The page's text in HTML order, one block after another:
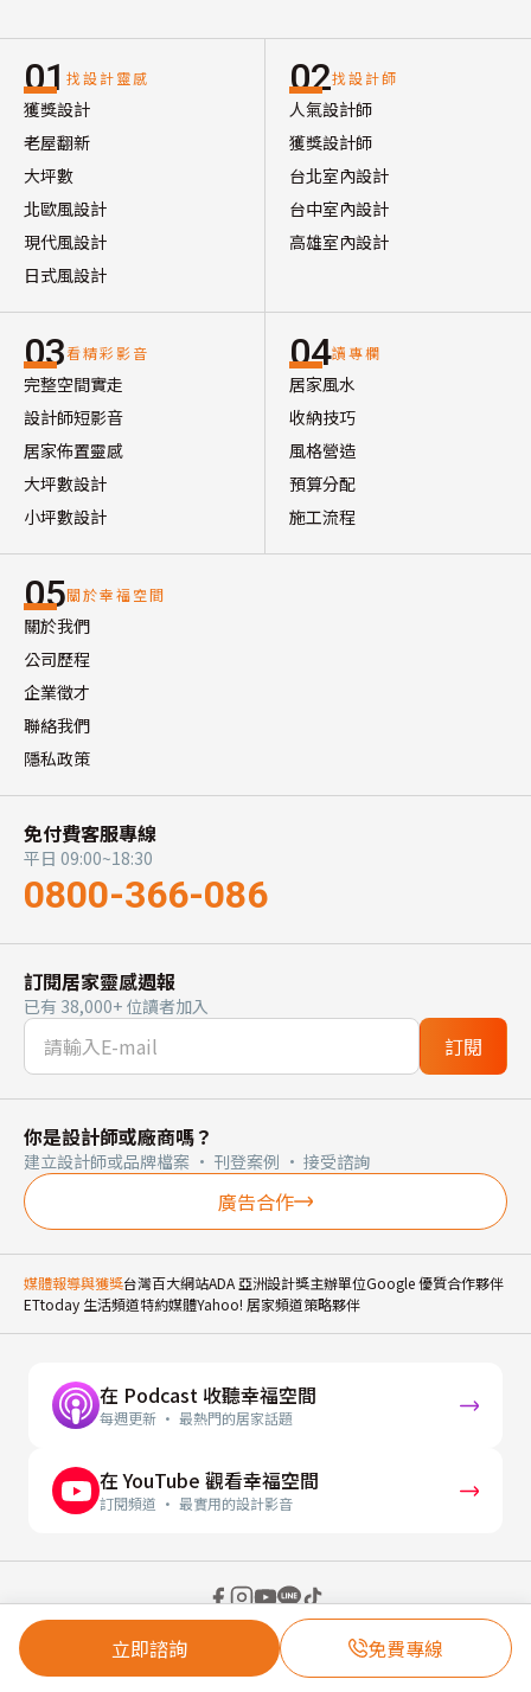
立即諮詢 免費專線
01 找設計靈感
獲獎設計
老屋翻新
大坪數
北歐風設計
現代風設計
日式風設計
02找設計師
人氣設計師
獲獎設計師
台北室內設計
台中室內設計
高雄室內設計
03看精彩影音
完整空間實走
設計師短影音
居家佈置靈感
大坪數設計
小坪數設計
04讀專欄
居家風水
收納技巧
風格營造
預算分配
施工流程
05關於幸福空間
關於我們
公司歷程
企業徵才
聯絡我們
隱私政策
免付費客服專線
平日 09:00~18:30
0800-366-086
訂閱居家靈感週報
已有 38,000+ 位讀者加入
訂閱
你是設計師或廠商嗎？
建立設計師或品牌檔案 · 刊登案例 · 接受諮詢
廣告合作
媒體報導與獲獎台灣百大網站ADA 亞洲設計獎主辦單位Google 優質合作夥伴
ETtoday 生活頻道特約媒體Yahoo! 居家頻道策略夥伴
在 Podcast 收聽幸福空間
每週更新 · 最熱門的居家話題
在 YouTube 觀看幸福空間
訂閱頻道 · 最實用的設計影音
© 2026 幸福空間 Gorgeous Space Co., Ltd.